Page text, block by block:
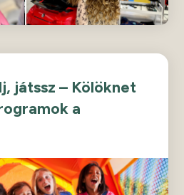
játssz – Kölöknet
a